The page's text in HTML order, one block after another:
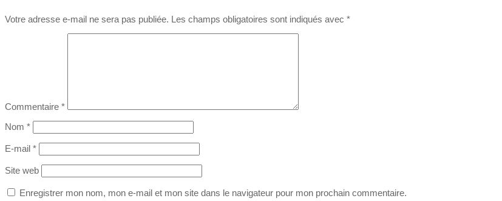
Votre adresse e-mail ne sera pas publiée. Les champs obligatoires sont indiqués avec *
Commentaire *
Nom *
E-mail *
Site web
Enregistrer mon nom, mon e-mail et mon site dans le navigateur pour mon prochain commentaire.